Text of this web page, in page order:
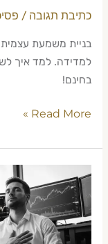
כתיבת תגובה /
בניית משמעת עצמית
למדידה. למד איך
בחינם!
Read More »
מדיטציה
ומיינדפולנס
לסוחרי
יום